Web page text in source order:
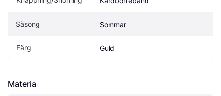
Säsong Sommar
Färg Guld
Material